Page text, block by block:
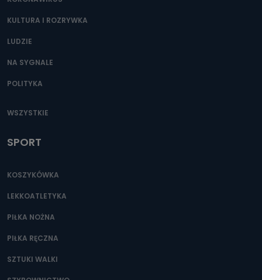
KULTURA I ROZRYWKA
LUDZIE
NA SYGNALE
POLITYKA
WSZYSTKIE
SPORT
KOSZYKÓWKA
LEKKOATLETYKA
PIŁKA NOŻNA
PIŁKA RĘCZNA
SZTUKI WALKI